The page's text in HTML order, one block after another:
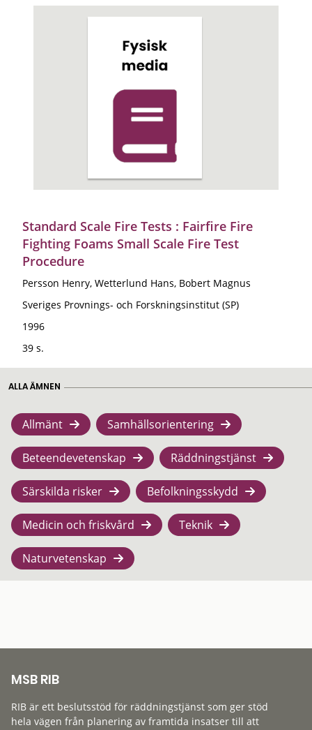
Standard Scale Fire Tests : Fairfire Fire
Fighting Foams Small Scale Fire Test
Procedure
Persson Henry, Wetterlund Hans, Bobert Magnus
Sveriges Provnings- och Forskningsinstitut (SP)
1996
39 s.
ALLA ÄMNEN
Allmänt Samhällsorientering
Beteendevetenskap Räddningstjänst
Särskilda risker Befolkningsskydd
Medicin och friskvård Teknik
Naturvetenskap
MSB RIB
RIB är ett beslutsstöd för räddningstjänst som ger stöd
hela vägen från planering av framtida insatser till att